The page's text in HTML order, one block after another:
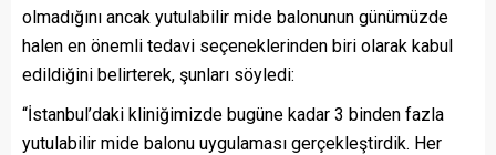
olmadığını ancak yutulabilir mide balonunun günümüzde
halen en önemli tedavi seçeneklerinden biri olarak kabul
edildiğini belirterek, şunları söyledi:
“İstanbul’daki kliniğimizde bugüne kadar 3 binden fazla
yutulabilir mide balonu uygulaması gerçekleştirdik. Her